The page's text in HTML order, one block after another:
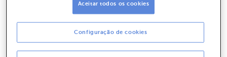
- Taxa fixa de 4,85% (TAEG 6,1%( * )).
- Taxa fixa desde 3,85%, considerando a contratação e
Configuração de cookies
Aceitar todos os cookies